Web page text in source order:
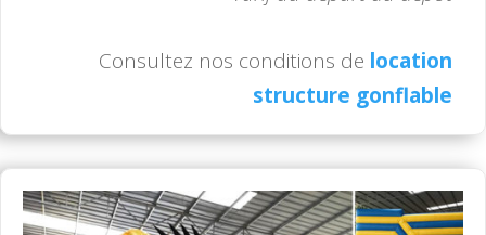
Consultez nos conditions de location
structure gonflable